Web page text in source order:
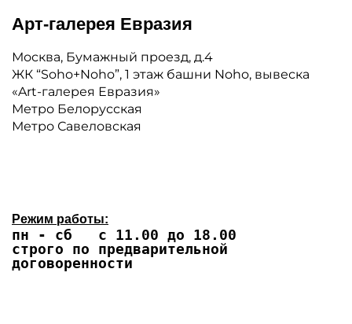
Арт-галерея Евразия
Москва, Бумажный проезд, д.4
ЖК “Soho+Noho”, 1 этаж башни Noho, вывеска
«Art-галерея Евразия»
Метро Белорусская
Метро Савеловская
Режим работы:
пн - сб с 11.00 до 18.00
строго по предварительной
договоренности